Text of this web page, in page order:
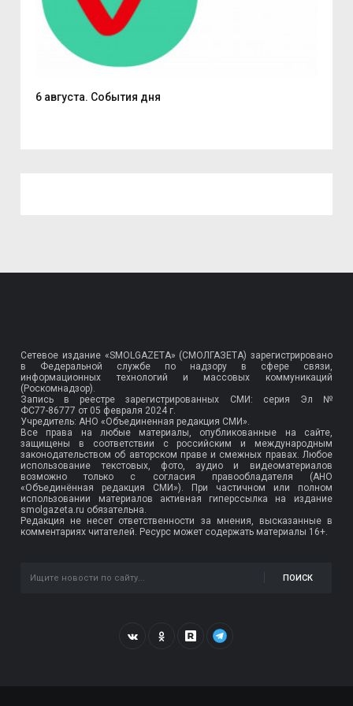
6 августа. События дня
Сетевое издание «SMOLGAZETA» (СМОЛГАЗЕТА) зарегистрировано
в Федеральной службе по надзору в сфере связи,
информационных технологий и массовых коммуникаций
(Роскомнадзор).
Запись в реестре зарегистрированных СМИ: серия Эл №
ФС77-86777 от 05 февраля 2024 г.
Учредитель: АНО «Объединенная редакция СМИ».
Все права на любые материалы, опубликованные на сайте,
защищены в соответствии с российским и международным
законодательством об авторском праве и смежных правах. Любое
использование текстовых, фото, аудио и видеоматериалов
возможно только с согласия правообладателя (АНО
«Объединённая редакция СМИ»). При частичном или полном
использовании материалов активная гиперссылка на издание
smolgazeta.ru обязательна.
Редакция не несет ответственности за мнения, высказанные в
комментариях читателей. Ресурс может содержать материалы 16+.
ПОИСК